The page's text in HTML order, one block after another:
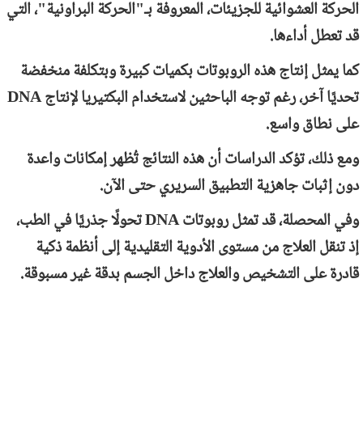
الحركة العشوائية للجزيئات، المعروفة بـ"الحركة البراونية"، التي
قد تعطل أداءها.
كما يمثل إنتاج هذه الروبوتات بكميات كبيرة وبتكلفة منخفضة
تحديًا آخر، رغم توجه الباحثين لاستخدام البكتيريا لإنتاجDNA
على نطاق واسع.
ومع ذلك، تؤكد الدراسات أن هذه النتائج تُظهر إمكانات واعدة
دون إثبات جاهزية التطبيق السريري حتى الآن.
وفي المحصلة، قد تمثل روبوتاتDNAتحولًا جذريًا في الطب،
إذ تنقل العلاج من مستوى الأدوية التقليدية إلى أنظمة ذكية
قادرة على التشخيص والعلاج داخل الجسم بدقة غير مسبوقة.